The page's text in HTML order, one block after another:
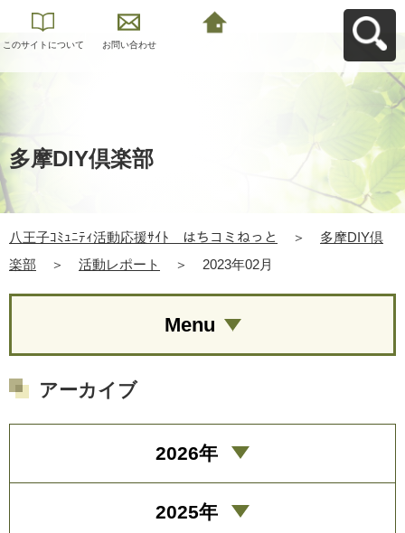
このサイトについて お問い合わせ
多摩DIY倶楽部
八王子ｺﾐｭﾆﾃｨ活動応援ｻｲﾄ はちコミねっと ＞
多摩DIY倶
楽部
＞ 活動レポート ＞ 2023年02月
Menu
アーカイブ
2026年
2025年